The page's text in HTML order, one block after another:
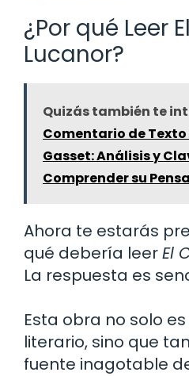
¿Por qué Leer
Lucanor?
Quizás también te
Comentario de
Gasset: Análisis y
Comprender su
Ahora te estarás
qué debería leerEl
La respuesta es
Esta obra no solo
literario, sino que
fuente inagotable